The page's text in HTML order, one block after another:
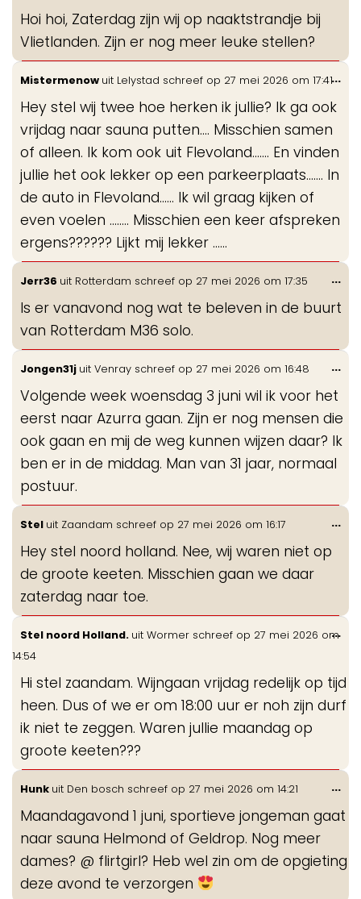
Hoi hoi, Zaterdag zijn wij op naaktstrandje bij
Vlietlanden. Zijn er nog meer leuke stellen?
Mistermenow uit Lelystad schreef op 27 mei 2026 om 17:41
Hey stel wij twee hoe herken ik jullie? Ik ga ook
vrijdag naar sauna putten.... Misschien samen
of alleen. Ik kom ook uit Flevoland....... En vinden
jullie het ook lekker op een parkeerplaats....... In
de auto in Flevoland...... Ik wil graag kijken of
even voelen ........ Misschien een keer afspreken
ergens?????? Lijkt mij lekker ......
...
Jerr36 uit Rotterdam schreef op 27 mei 2026 om 17:35
Is er vanavond nog wat te beleven in de buurt
van Rotterdam M36 solo.
...
Jongen31j uit Venray schreef op 27 mei 2026 om 16:48
Volgende week woensdag 3 juni wil ik voor het
eerst naar Azurra gaan. Zijn er nog mensen die
ook gaan en mij de weg kunnen wijzen daar? Ik
ben er in de middag. Man van 31 jaar, normaal
postuur.
...
Stel uit Zaandam schreef op 27 mei 2026 om 16:17
Hey stel noord holland. Nee, wij waren niet op
de groote keeten. Misschien gaan we daar
zaterdag naar toe.
...
Stel noord Holland. uit Wormer schreef op 27 mei 2026 om
14:54
Hi stel zaandam. Wijngaan vrijdag redelijk op tijd
heen. Dus of we er om 18:00 uur er noh zijn durf
ik niet te zeggen. Waren jullie maandag op
groote keeten???
...
Hunk uit Den bosch schreef op 27 mei 2026 om 14:21
Maandagavond 1 juni, sportieve jongeman gaat
naar sauna Helmond of Geldrop. Nog meer
dames? @ flirtgirl? Heb wel zin om de opgieting
deze avond te verzorgen
...